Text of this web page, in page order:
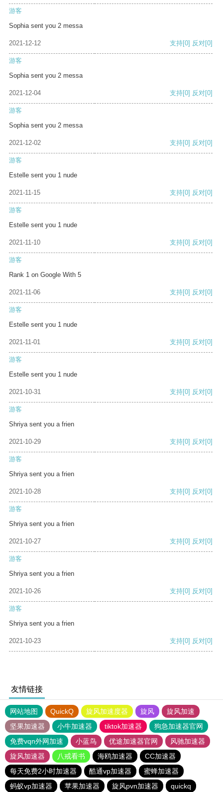
游客
Sophia sent you 2 messa
2021-12-12 支持[0] 反对[0]
游客
Sophia sent you 2 messa
2021-12-04 支持[0] 反对[0]
游客
Sophia sent you 2 messa
2021-12-02 支持[0] 反对[0]
游客
Estelle sent you 1 nude
2021-11-15 支持[0] 反对[0]
游客
Estelle sent you 1 nude
2021-11-10 支持[0] 反对[0]
游客
Rank 1 on Google With 5
2021-11-06 支持[0] 反对[0]
游客
Estelle sent you 1 nude
2021-11-01 支持[0] 反对[0]
游客
Estelle sent you 1 nude
2021-10-31 支持[0] 反对[0]
游客
Shriya sent you a frien
2021-10-29 支持[0] 反对[0]
游客
Shriya sent you a frien
2021-10-28 支持[0] 反对[0]
游客
Shriya sent you a frien
2021-10-27 支持[0] 反对[0]
游客
Shriya sent you a frien
2021-10-26 支持[0] 反对[0]
游客
Shriya sent you a frien
2021-10-23 支持[0] 反对[0]
友情链接
网站地图 QuickQ 旋风加速度器 旋风
旋风加速
坚果加速器
小牛加速器 tiktok加速器
狗急加速器官网
免费vqn外网加速
小蓝鸟 优途加速器官网
风驰加速器
旋风加速器
八戒看书 海鸥加速器
CC加速器
每天免费2小时加速器
酷通vp加速器
蜜蜂加速器
蚂蚁vp加速器
苹果加速器 旋风pvn加速器 quickq